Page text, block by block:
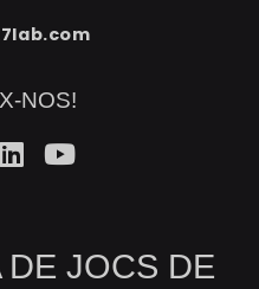
NOS!
DE JOCS DE